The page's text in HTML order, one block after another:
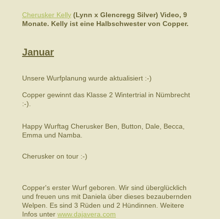
Cherusker Kelly (Lynn x Glencregg Silver) Video, 9
Monate. Kelly ist eine Halbschwester von Copper.
Januar
Unsere Wurfplanung wurde aktualisiert :-)
Copper gewinnt das Klasse 2 Wintertrial in Nümbrecht
:-).
Happy Wurftag Cherusker Ben, Button, Dale, Becca,
Emma und Namba.
Cherusker on tour :-)
Copper's erster Wurf geboren. Wir sind überglücklich
und freuen uns mit Daniela über dieses bezaubernden
Welpen. Es sind 3 Rüden und 2 Hündinnen. Weitere
Infos unter www.dajavera.com